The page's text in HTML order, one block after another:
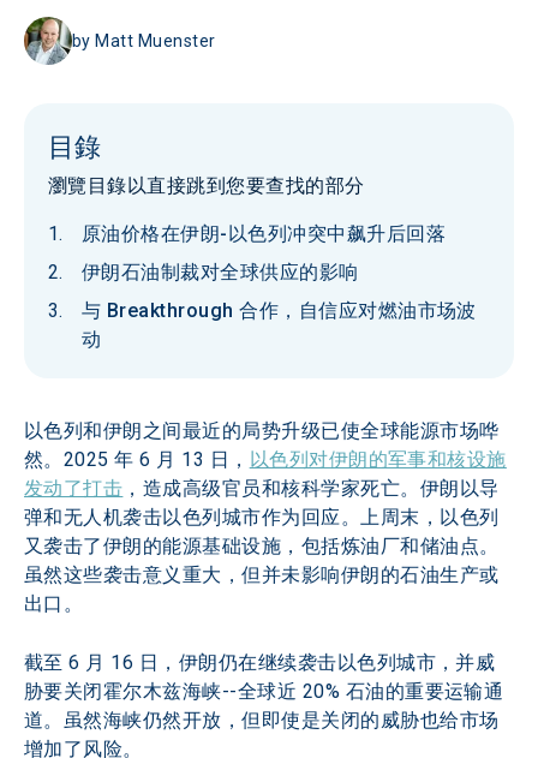
by Matt Muenster
目錄
瀏覽目錄以直接跳到您要查找的部分
原油价格在伊朗-以色列冲突中飙升后回落
伊朗石油制裁对全球供应的影响
与 Breakthrough 合作，自信应对燃油市场波
动
以色列和伊朗之间最近的局势升级已使全球能源市场哗
然。2025 年 6 月 13 日， 以色列对伊朗的军事和核设施
发动了打击 ，造成高级官员和核科学家死亡。伊朗以导
弹和无人机袭击以色列城市作为回应。上周末，以色列
又袭击了伊朗的能源基础设施，包括炼油厂和储油点。
虽然这些袭击意义重大，但并未影响伊朗的石油生产或
出口。
截至 6 月 16 日，伊朗仍在继续袭击以色列城市，并威
胁要关闭霍尔木兹海峡--全球近 20% 石油的重要运输通
道。虽然海峡仍然开放，但即使是关闭的威胁也给市场
增加了风险。